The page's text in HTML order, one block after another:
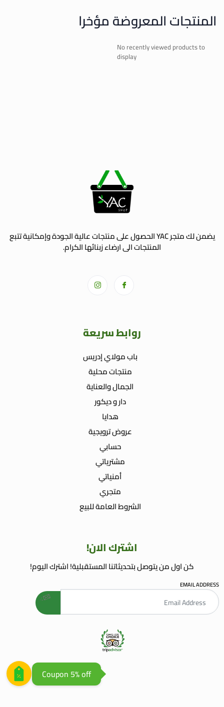
المنتجات المعروضة مؤخرا
No recently viewed products to
display
يضمن لك متجر YAC الحصول على منتجات عالية الجودة وإمكانية تتبع
المنتجات الى ارضاء زبنائها الكرام.
روابط سريعة
باب مولاي إدريس
منتجات محلية
الجمال والعناية
دار و ديكور
هدايا
عروض ترويجية
حسابي
مشترياتي
أمنياتي
متجري
الشروط العامة للبيع
اشترك الان!
كن اول من يتوصل بتحديثاتنا المستقبلية! اشترك اليوم!
EMAIL ADDRESS
welcome gift
Coupon 5% off